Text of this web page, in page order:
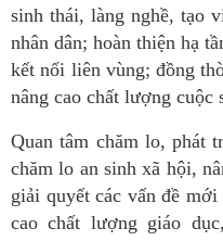
sinh thái, làng nghề, tạo
nhân dân; hoàn thiện hạ
kết nối liên vùng; đồng
nâng cao chất lượng cuộc
Quan tâm chăm lo, phát
chăm lo an sinh xã hội,
giải quyết các vấn đề
cao chất lượng giáo